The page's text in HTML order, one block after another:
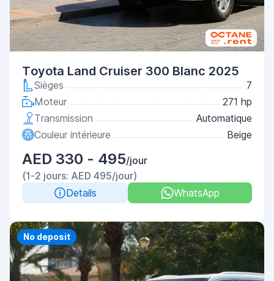
Toyota Land Cruiser 300 Blanc 2025
Sièges
7
Moteur
271 hp
Transmission
Automatique
Couleur intérieure
Beige
AED 330 - 495/jour
(1-2 jours: AED 495/jour)
Details
WhatsApp
No deposit